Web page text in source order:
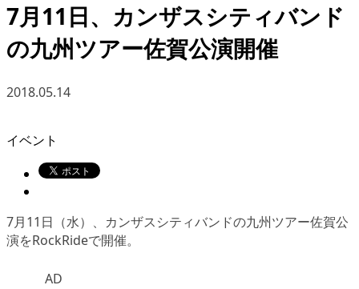
7月11日、カンザスシティバンド
の九州ツアー佐賀公演開催
2018.05.14
イベント
7月11日（水）、 カンザスシティバンドの九州ツアー佐賀公
演をRockRideで開催。
AD